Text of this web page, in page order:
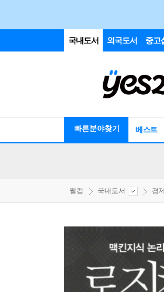
국내도서 외국도서 중고
빠른분야찾기 베스트
웰컴 국내도서 경